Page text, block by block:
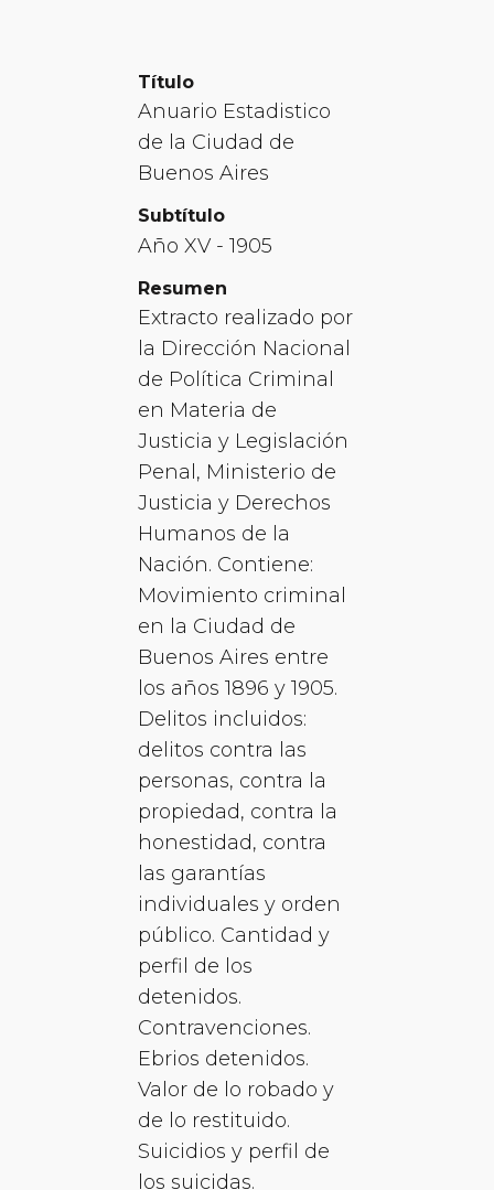
Título
Anuario Estadistico
de la Ciudad de
Buenos Aires
Subtítulo
Año XV - 1905
Resumen
Extracto realizado por
la Dirección Nacional
de Política Criminal
en Materia de
Justicia y Legislación
Penal, Ministerio de
Justicia y Derechos
Humanos de la
Nación. Contiene:
Movimiento criminal
en la Ciudad de
Buenos Aires entre
los años 1896 y 1905.
Delitos incluidos:
delitos contra las
personas, contra la
propiedad, contra la
honestidad, contra
las garantías
individuales y orden
público. Cantidad y
perfil de los
detenidos.
Contravenciones.
Ebrios detenidos.
Valor de lo robado y
de lo restituido.
Suicidios y perfil de
los suicidas.